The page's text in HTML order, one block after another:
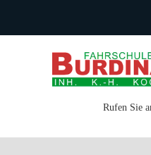
Rufen Sie